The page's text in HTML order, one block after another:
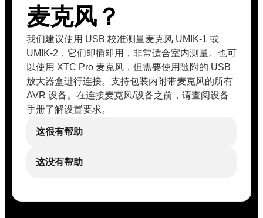
麦克风？
我们建议使用 USB 校准测量麦克风 UMIK-1 或
UMIK-2，它们即插即用，非常适合室内测量。也可
以使用 XTC Pro 麦克风，但需要使用随附的 USB
放大器盒进行连接。支持包装内附带麦克风的所有
AVR 设备。在连接麦克风/设备之前，请查阅设备
手册了解设置要求。
这很有帮助
这没有帮助